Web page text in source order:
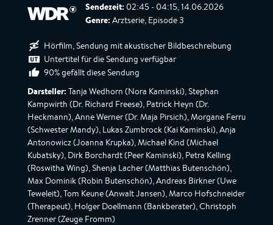
Sendezeit: 02:45 - 04:15, 14.06.2026
Genre: Arztserie, Episode 3
Hörfilm, Sendung mit akustischer Bildbeschreibung
Untertitel für die Sendung verfügbar
90% gefällt diese Sendung
Darsteller: Tanja Wedhorn (Nora Kaminski), Stephan
Kampwirth (Dr. Richard Freese), Patrick Heyn (Dr.
Heckmann), Anne Werner (Dr. Maja Pirsich), Morgane Ferru
(Schwester Mandy), Lukas Zumbrock (Kai Kaminski), Anja
Antonowicz (Joanna Krupka), Michael Kind (Michael
Kubatsky), Dirk Borchardt (Peer Kaminski), Petra Kelling
(Roswitha Wing), Shenja Lacher (Matthias Butenschön),
Max Dominik (Robin Butenschön), Andreas Birkner (Uwe
Teweleit), Tom Keune (Anwalt Jansen), Marco Hofschneider
(Therapeut), Holger Doellmann (Bankberater), Christoph
Zrenner (Zeuge Fromm)